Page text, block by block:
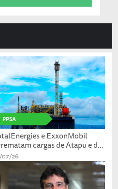
PPSA
e ExxonMobil
cargas de Atapu e d...
07/26